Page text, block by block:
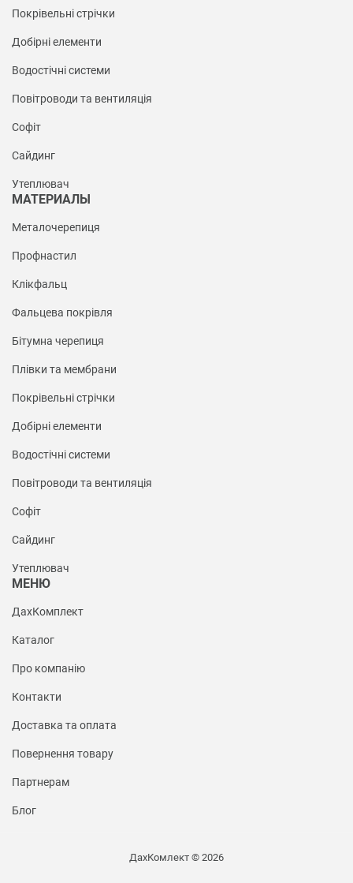
Покрівельні стрічки
Добірні елементи
Водостічні системи
Повітроводи та вентиляція
Софіт
Сайдинг
Утеплювач
МАТЕРИАЛЫ
Металочерепиця
Профнастил
Клікфальц
Фальцева покрівля
Бітумна черепиця
Плівки та мембрани
Покрівельні стрічки
Добірні елементи
Водостічні системи
Повітроводи та вентиляція
Софіт
Сайдинг
Утеплювач
МЕНЮ
ДахКомплект
Каталог
Про компанію
Контакти
Доставка та оплата
Повернення товару
Партнерам
Блог
ДахКомлект © 2026